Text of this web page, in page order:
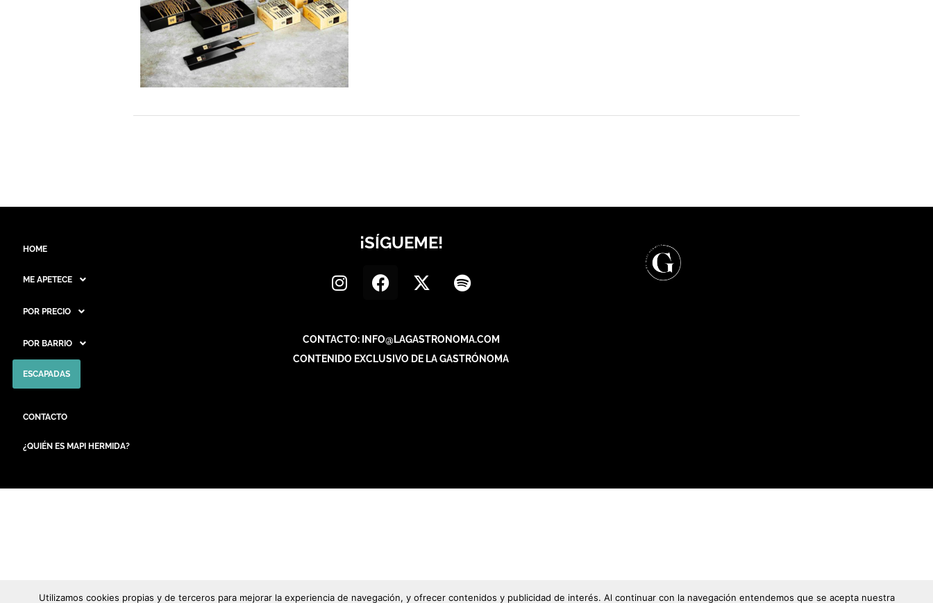
HOME
ME APETECE
POR PRECIO
POR BARRIO
ESCAPADAS
CONTACTO
¿QUIÉN ES MAPI HERMIDA?
¡SÍGUEME!
CONTACTO: INFO@LAGASTRONOMA.COM
CONTENIDO EXCLUSIVO DE LA GASTRÓNOMA
Utilizamos cookies propias y de terceros para mejorar la experiencia de navegación, y ofrecer contenidos y publicidad de interés. Al continuar con la navegación entendemos que se acepta nuestra